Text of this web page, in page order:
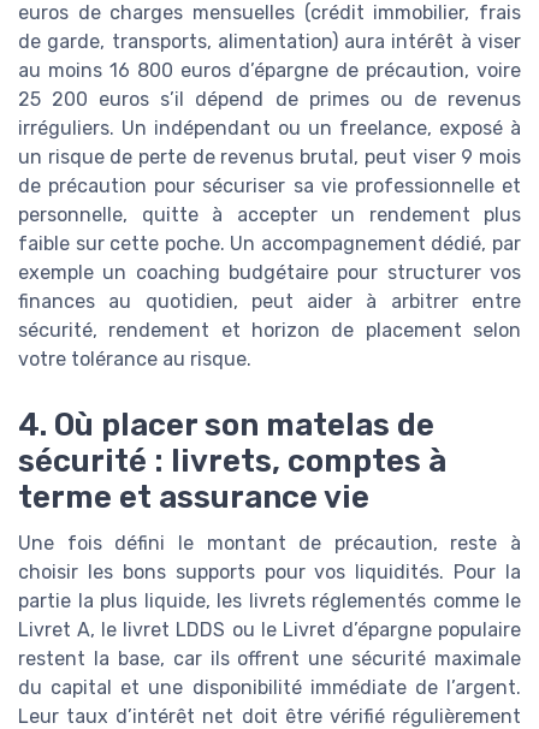
euros de charges mensuelles (crédit immobilier, frais
de garde, transports, alimentation) aura intérêt à viser
au moins 16 800 euros d’épargne de précaution, voire
25 200 euros s’il dépend de primes ou de revenus
irréguliers. Un indépendant ou un freelance, exposé à
un risque de perte de revenus brutal, peut viser 9 mois
de précaution pour sécuriser sa vie professionnelle et
personnelle, quitte à accepter un rendement plus
faible sur cette poche. Un accompagnement dédié, par
exemple un coaching budgétaire pour structurer vos
finances au quotidien, peut aider à arbitrer entre
sécurité, rendement et horizon de placement selon
votre tolérance au risque.
4. Où placer son matelas de
sécurité : livrets, comptes à
terme et assurance vie
Une fois défini le montant de précaution, reste à
choisir les bons supports pour vos liquidités. Pour la
partie la plus liquide, les livrets réglementés comme le
Livret A, le livret LDDS ou le Livret d’épargne populaire
restent la base, car ils offrent une sécurité maximale
du capital et une disponibilité immédiate de l’argent.
Leur taux d’intérêt net doit être vérifié régulièrement